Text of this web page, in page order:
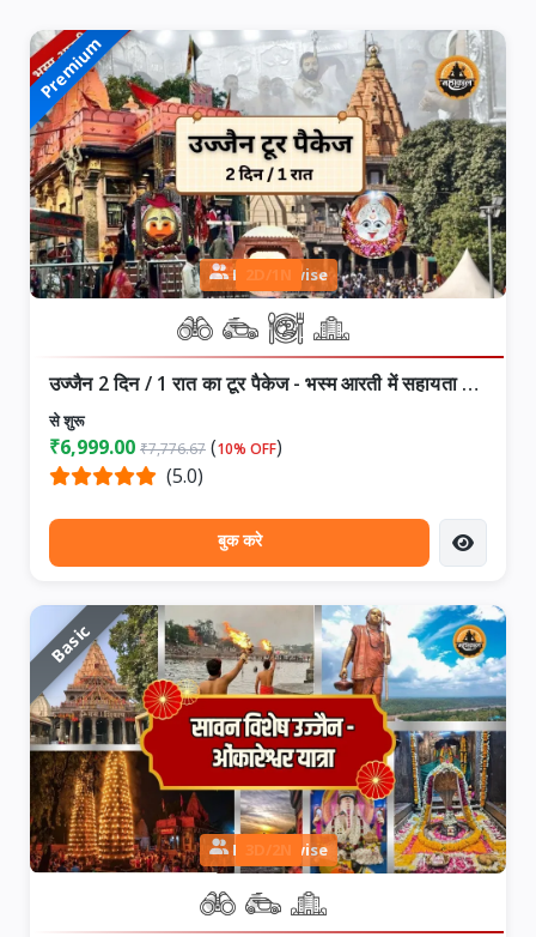
Premium
Person wise
2D/1N
उज्जैन 2 दिन / 1 रात का टूर पैकेज - भस्म आरती में सहायता के साथ
से शुरू
₹6,999.00 ₹7,776.67 (10% OFF)
(5.0)
बुक करे
Basic
Person wise
3D/2N